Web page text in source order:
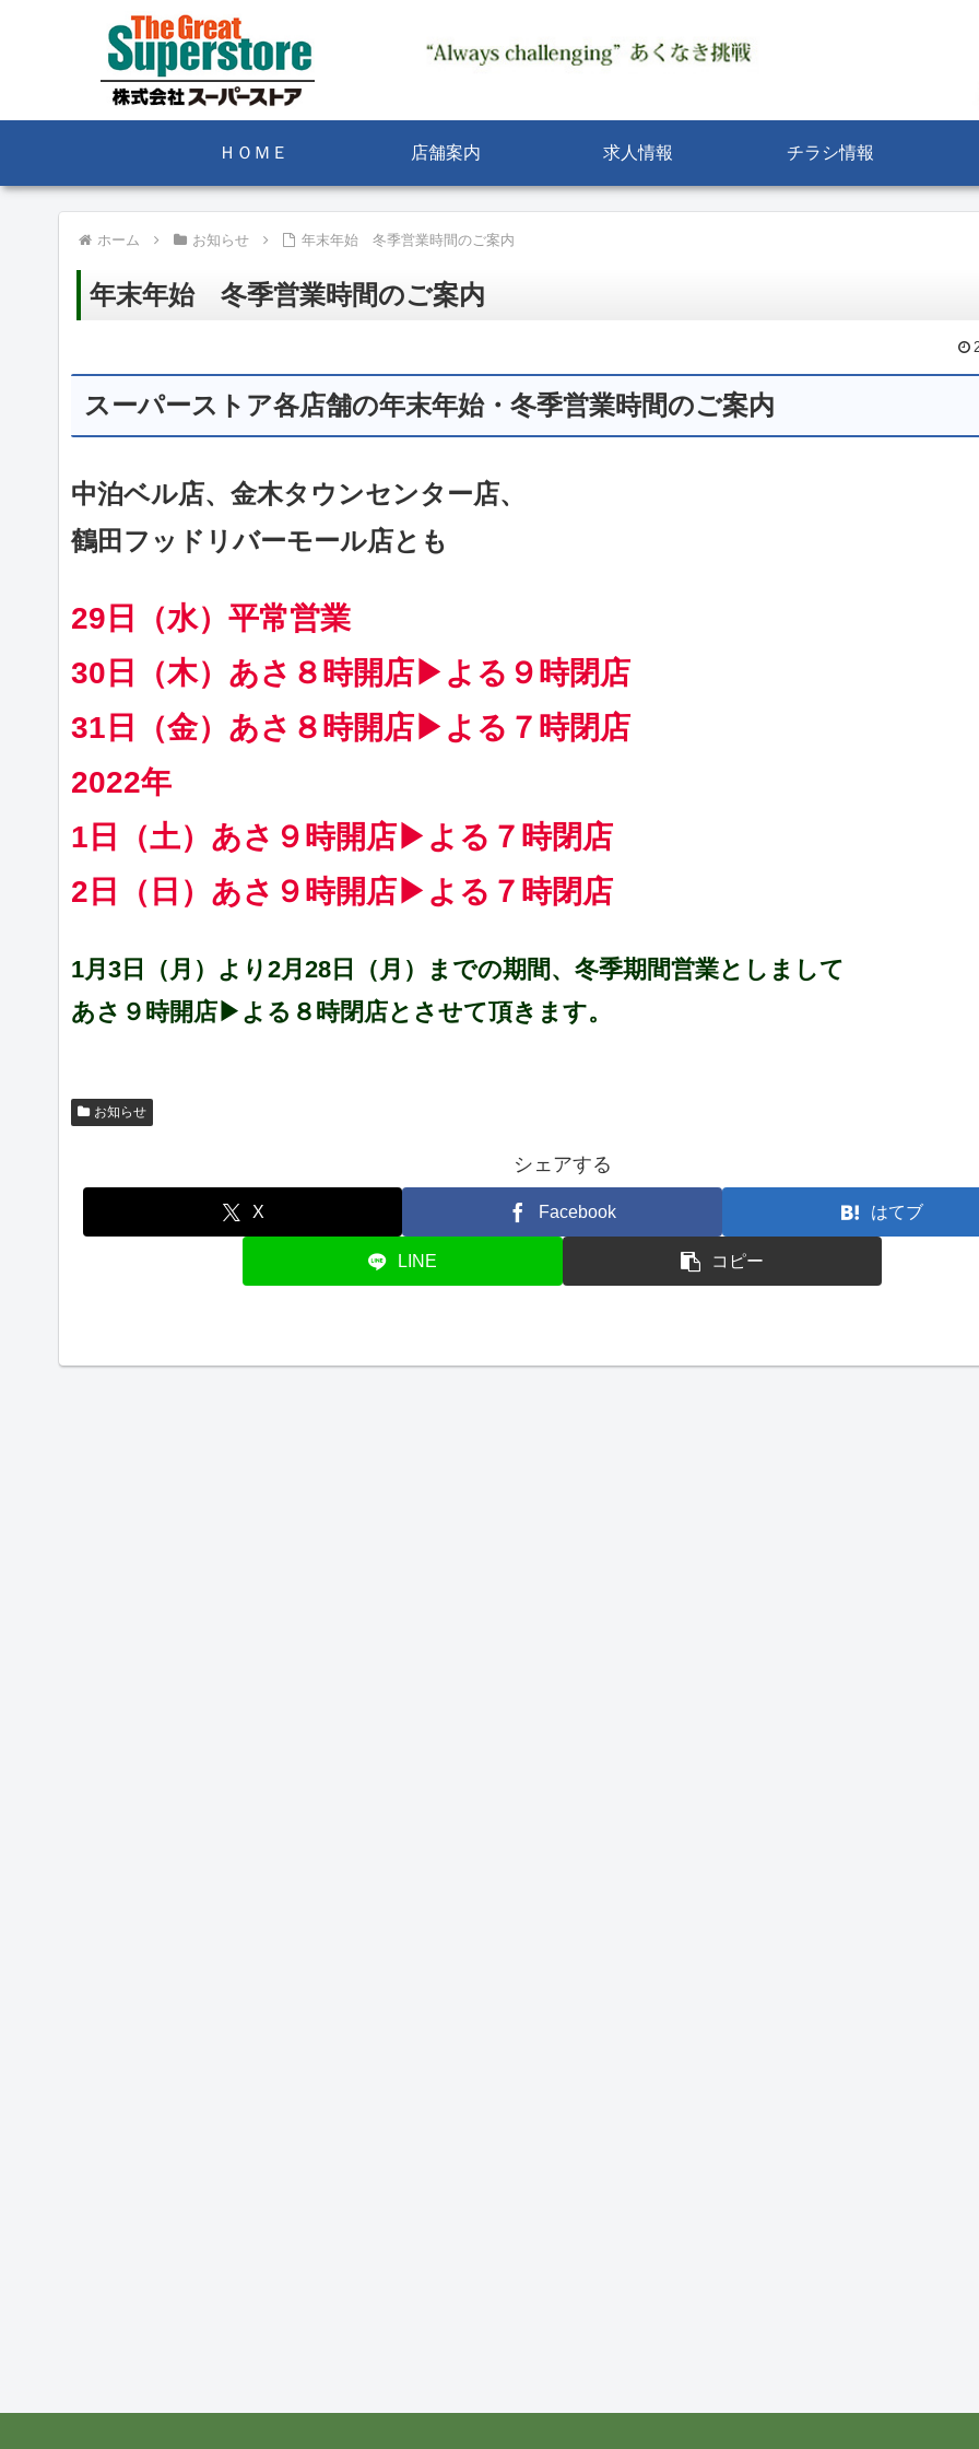
ＨＯＭＥ 店舗案内 求人情報 チラシ情報
ホーム お知らせ 年末年始 冬季営業時間のご案内
年末年始 冬季営業時間のご案内
スーパーストア各店舗の年末年始・冬季営業時間のご案内
中泊ベル店、金木タウンセンター店、
鶴田フッドリバーモール店とも
29日（水）平常営業
30日（木）あさ８時開店▶よる９時閉店
31日（金）あさ８時開店▶よる７時閉店
2022年
1日（土）あさ９時開店▶よる７時閉店
2日（日）あさ９時開店▶よる７時閉店
1月3日（月）より2月28日（月）までの期間、冬季期間営業としまして
あさ９時開店▶よる８時閉店とさせて頂きます。
お知らせ
シェアする
X Facebook はてブ
LINE コピー